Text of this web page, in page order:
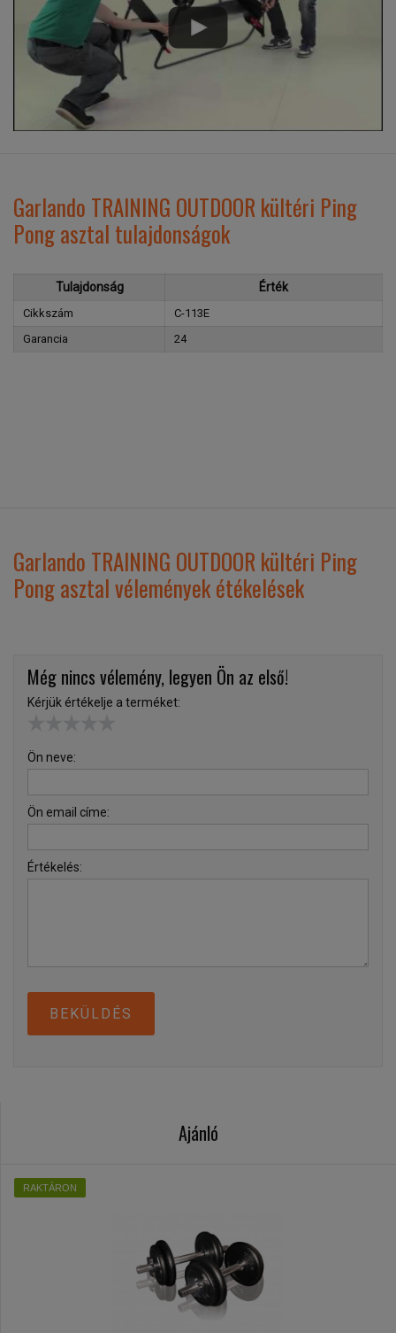
Garlando TRAINING OUTDOOR kültéri Ping
Pong asztal tulajdonságok
Tulajdonság Érték
Cikkszám
C-113E
Garancia
24
Garlando TRAINING OUTDOOR kültéri Ping
Pong asztal vélemények étékelések
Még nincs vélemény, legyen Ön az első!
Kérjük értékelje a terméket:
Ön neve:
Ön email címe:
Értékelés:
BEKÜLDÉS
Ajánló
RAKTÁRON